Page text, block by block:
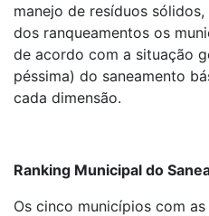
manejo de resíduos
dos ranqueamentos os
de acordo com a situação
péssima) do saneamento
cada dimensão.
Ranking Municipal do
Os cinco municípios com